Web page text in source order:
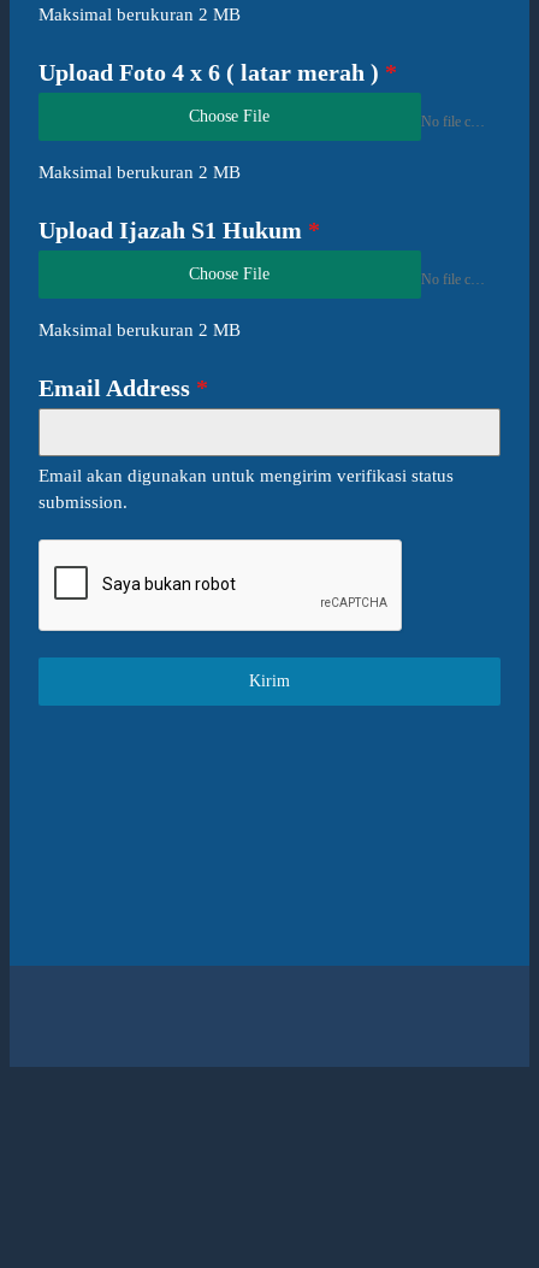
Maksimal berukuran 2 MB
Upload Foto 4 x 6 ( latar merah ) *
Choose File No file chosen
Maksimal berukuran 2 MB
Upload Ijazah S1 Hukum *
Choose File No file chosen
Maksimal berukuran 2 MB
Email Address *
Email akan digunakan untuk mengirim verifikasi status
submission.
Kirim